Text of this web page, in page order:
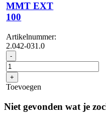
MMT EXT
100
Artikelnummer:
2.042-031.0
- MMT
EXT
100
aantal
+
Toevoegen
Niet gevonden wat je